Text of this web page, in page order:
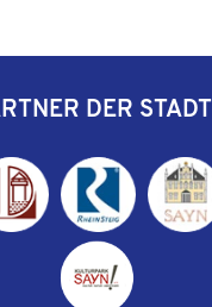
DER STADT